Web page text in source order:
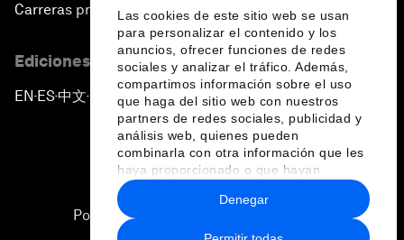
Las cookies de este sitio web se usan
para personalizar el contenido y los
anuncios, ofrecer funciones de redes
sociales y analizar el tráfico. Además,
compartimos información sobre el uso
que haga del sitio web con nuestros
partners de redes sociales, publicidad y
análisis web, quienes pueden
combinarla con otra información que les
haya proporcionado o que hayan
recopilado a partir del uso que haya
hecho de sus servicios.
Denegar
Carreras profesionales
Ediciones en otros idiomas
EN ▪ES▪中文▪ 日本語
Política de privacidad y normas de uso